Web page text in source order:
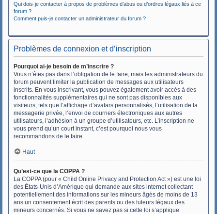
Qui dois-je contacter à propos de problèmes d’abus ou d’ordres légaux liés à ce
forum ?
Comment puis-je contacter un administrateur du forum ?
Problèmes de connexion et d’inscription
Pourquoi ai-je besoin de m’inscrire ?
Vous n’êtes pas dans l’obligation de le faire, mais les administrateurs du
forum peuvent limiter la publication de messages aux utilisateurs
inscrits. En vous inscrivant, vous pouvez également avoir accès à des
fonctionnalités supplémentaires qui ne sont pas disponibles aux
visiteurs, tels que l’affichage d’avatars personnalisés, l’utilisation de la
messagerie privée, l’envoi de courriers électroniques aux autres
utilisateurs, l’adhésion à un groupe d’utilisateurs, etc. L’inscription ne
vous prend qu’un court instant, c’est pourquoi nous vous
recommandons de le faire.
Haut
Qu’est-ce que la COPPA ?
La COPPA (pour « Child Online Privacy and Protection Act ») est une loi
des États-Unis d’Amérique qui demande aux sites internet collectant
potentiellement des informations sur les mineurs âgés de moins de 13
ans un consentement écrit des parents ou des tuteurs légaux des
mineurs concernés. Si vous ne savez pas si cette loi s’applique